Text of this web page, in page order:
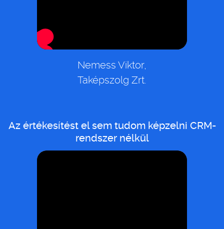
Nemess Viktor,
Taképszolg Zrt.
Az értékesítést el sem tudom képzelni CRM-
rendszer nélkül